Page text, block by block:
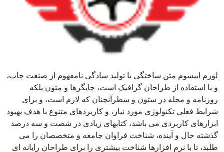
لورم ایپسوم متن ساختگی با تولید سادگی نامفهوم از صنعت چاپ،
و با استفاده از طراحان گرافیک است، چاپگرها و متون بلکه
روزنامه و مجله در ستون و سطرآنچنان که لازم است، و برای
شرایط فعلی تکنولوژی مورد نیاز، و کاربردهای متنوع با هدف بهبود
ابزارهای کاربردی می باشد، کتابهای زیادی در شصت و سه درصد
گذشته حال و آینده، شناخت فراوان جامعه و متخصصان را می
طلبد، تا با نرم افزارها شناخت بیشتری را برای طراحان رایانه ای